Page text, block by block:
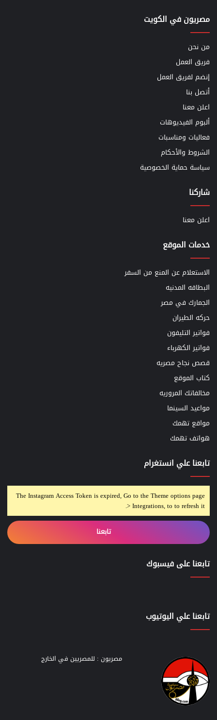
مصريون في الكويت
من نحن
فريق العمل
إنضم لفريق العمل
أتصل بنا
اعلن معنا
ألبوم الفيديوهات
فعاليات ومناسبات
الشروط والأحكام
سياسة حماية الخصوصية
شاركنا
اعلن معنا
خدمات الموقع
الاستعلام عن المنع من السفر
البطاقه المدنيه
الجمارك في مصر
حركه الطيران
فواتير التليفون
فواتير الكهرباء
قصص نجاح مصريه
كتاب الموقع
مخالفاتك المروريه
مواعيد السينما
مواقع تهمك
هواتف تهمك
تابعنا علي انستغرام
The Instagram Access Token is expired, Go to the Theme options page
> Integrations, to to refresh it.
تابعنا
تابعنا على فيسبوك
تابعنا علي اليوتيوب
مصريون : للمصريين في الخارج